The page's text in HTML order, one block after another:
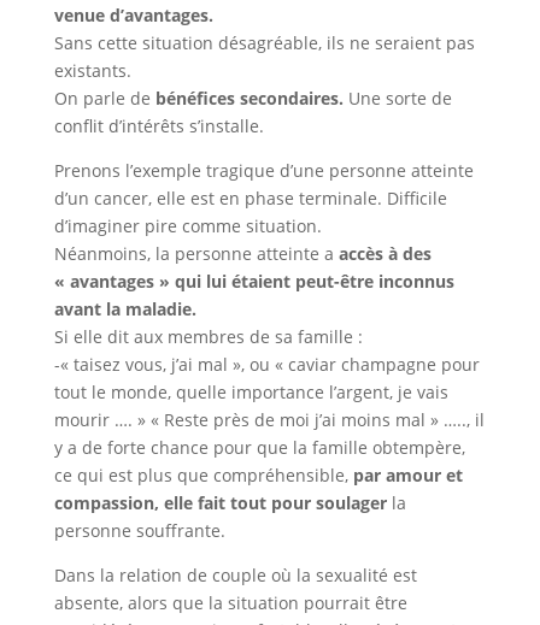
venue d’avantages.
Sans cette situation désagréable, ils ne seraient pas
existants.
On parle de bénéfices secondaires. Une sorte de
conflit d’intérêts s’installe.
Prenons l’exemple tragique d’une personne atteinte
d’un cancer, elle est en phase terminale. Difficile
d’imaginer pire comme situation.
Néanmoins, la personne atteinte a accès à des
« avantages » qui lui étaient peut-être inconnus
avant la maladie.
Si elle dit aux membres de sa famille :
-« taisez vous, j’ai mal », ou « caviar champagne pour
tout le monde, quelle importance l’argent, je vais
mourir …. » « Reste près de moi j’ai moins mal » ….., il
y a de forte chance pour que la famille obtempère,
ce qui est plus que compréhensible, par amour et
compassion, elle fait tout pour soulager la
personne souffrante.
Dans la relation de couple où la sexualité est
absente, alors que la situation pourrait être